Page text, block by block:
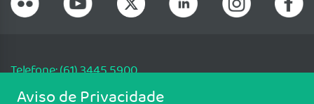
Telefone: (61) 3445 5900
Email: cfm@portalmedico.org.br
Aviso de Privacidade